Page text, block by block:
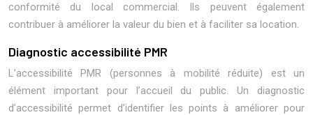
conformité du local commercial. Ils peuvent également
contribuer à améliorer la valeur du bien et à faciliter sa location.
Diagnostic accessibilité PMR
L’accessibilité PMR (personnes à mobilité réduite) est un
élément important pour l’accueil du public. Un diagnostic
d’accessibilité permet d’identifier les points à améliorer pour